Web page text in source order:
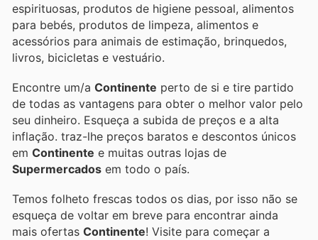
espirituosas, produtos de higiene pessoal, alimentos
para bebés, produtos de limpeza, alimentos e
acessórios para animais de estimação, brinquedos,
livros, bicicletas e vestuário.
Encontre um/a Continente perto de si e tire partido
de todas as vantagens para obter o melhor valor pelo
seu dinheiro. Esqueça a subida de preços e a alta
inflação. traz-lhe preços baratos e descontos únicos
em Continente e muitas outras lojas de
Supermercados em todo o país.
Temos folheto frescas todos os dias, por isso não se
esqueça de voltar em breve para encontrar ainda
mais ofertas Continente ! Visite para começar a